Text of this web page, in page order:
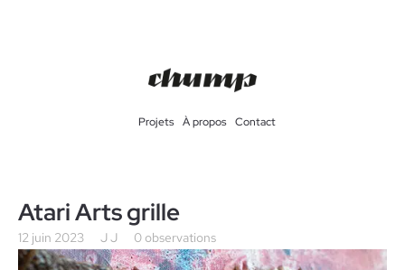
Projets À propos Contact
Atari Arts grille
12 juin 2023 J J 0 observations